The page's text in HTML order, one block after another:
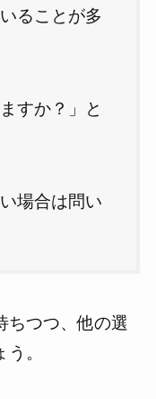
ることが多
すか？」と
場合は問い
ちつつ、他の選
。